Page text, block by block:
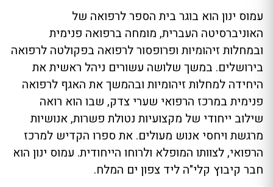
עמוס ינון הוא בוגר בית הספר לרפואה של
האוניברסיטה העברית, מומחה ברפואה פנימית
ובמחלות זיהומיות ופרופסור לרפואה בפקולטה לרפואה
בירושלים. במשך שלושה עשורים ניהל ראשית את
היחידה למחלות זיהומיות ובהמשך את האגף לרפואה
פנימית במרכז הרפואי שערי צדק, שבו הוא רואה
שילוב ייחודי של מקצועיות נטולת פשרות, אנושיות
מרגשת ויחסי אנוש מעולים. את ספרו הקדיש למרכז
הרפואי, לצוותו המופלא ולרוחו הייחודית. עמוס ינון הוא
חבר קיבוץ קלי"ה ליד צפון ים המלח.